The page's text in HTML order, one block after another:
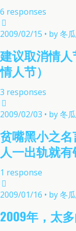
6 responses
2009/02/15 • by 冬瓜
建议取消情
情人节）
3 responses
2009/02/03 • by 冬瓜
贫嘴黑小之
人一出轨就
1 response
2009/01/16 • by 冬瓜
2009年，太